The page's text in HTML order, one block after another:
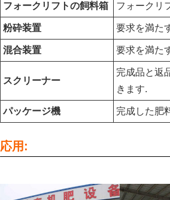
フォークリフトの飼料箱 フォークリ
粉砕装置 要求を満た
混合装置 要求を満た
スクリーナー
完成品と返
きます.
パッケージ機 完成した肥
応用: